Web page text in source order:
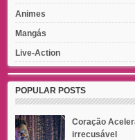
Animes
Mangás
Live-Action
POPULAR POSTS
Coração
irrecusável